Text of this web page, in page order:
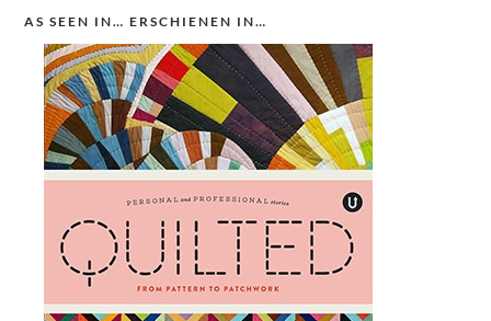
AS SEEN IN… ERSCHIENEN IN…